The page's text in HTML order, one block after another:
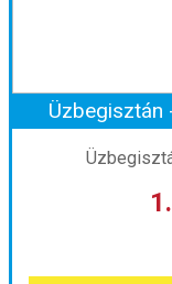
Üzbegisztán